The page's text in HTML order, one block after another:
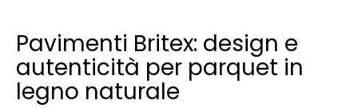
Pavimenti Britex: design e
autenticità per parquet in
legno naturale